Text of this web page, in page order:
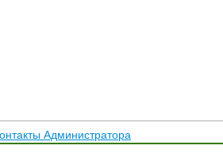
Администратора